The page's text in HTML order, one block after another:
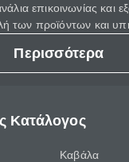
επικοινωνίας και
των προϊόντων και
Περισσότερα
Κατάλογος
Καβάλα